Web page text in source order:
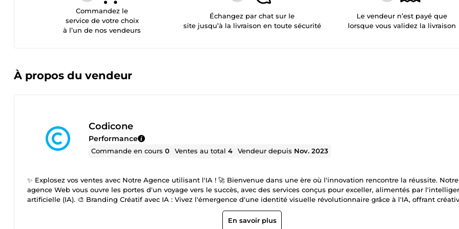
Commandez le
service de votre choix
à l’un de nos vendeurs
Échangez par chat sur le
site jusqu’à la livraison en toute sécurité
Le vendeur n’est payé que
lorsque vous validez la livraison
À propos du vendeur
Codicone
Performance
Commande en cours0 Ventes au total4 Vendeur depuis Nov. 2023
✨ Explosez vos ventes avec Notre Agence utilisant l'IA ! 🚀 Bienvenue dans une ère où l'innovation rencontre la réussite. Notre
agence Web vous ouvre les portes d'un voyage vers le succès, avec des services conçus pour exceller, alimentés par
artificielle (IA). 🎨 Branding Créatif avec IA : Vivez l'émergence d'une identité visuelle révolutionnaire grâce à l'IA, offrant créativité et
En savoir plus